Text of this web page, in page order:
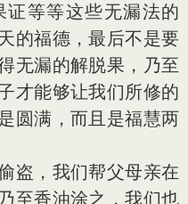
等等这些无漏法的
的福德，最后不是要
无漏的解脱果，乃至
才能够让我们所修的
圆满，而且是福慧两
，我们帮父母亲在
至香油涂之，我们也